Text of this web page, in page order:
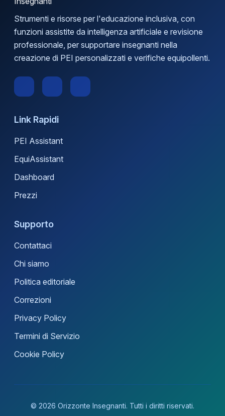
Strumenti e risorse per l'educazione inclusiva, con
funzioni assistite da intelligenza artificiale e revisione
professionale, per supportare insegnanti nella
creazione di PEI personalizzati e verifiche equipollenti.
Link Rapidi
PEI Assistant
EquiAssistant
Dashboard
Prezzi
Supporto
Contattaci
Chi siamo
Politica editoriale
Correzioni
Privacy Policy
Termini di Servizio
Cookie Policy
© 2026 Orizzonte Insegnanti. Tutti i diritti riservati.